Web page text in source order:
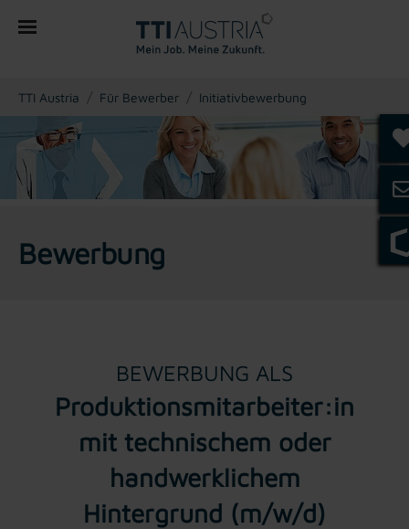
You are here:
TTI Austria Für Bewerber Initiativbewerbung
Bewerbung
BEWERBUNG ALS
Produktionsmitarbeiter:in
mit technischem oder
handwerklichem
Hintergrund (m/w/d)